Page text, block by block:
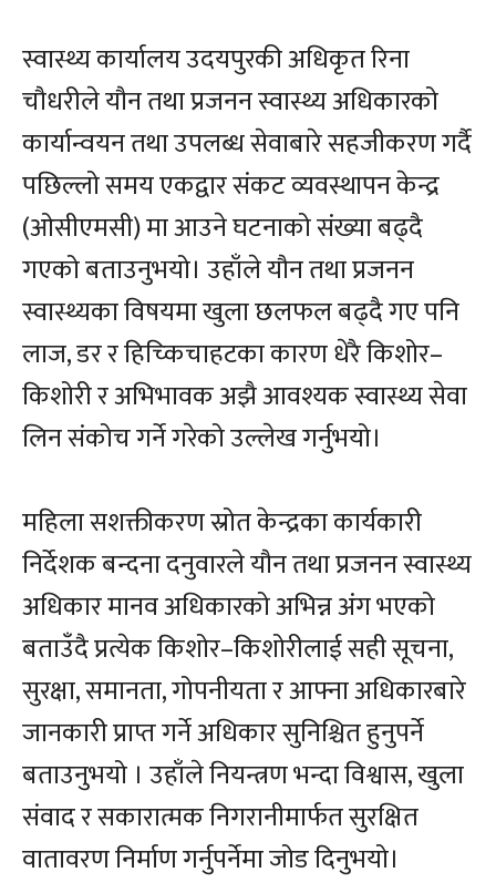
स्वास्थ्य कार्यालय उदयपुरकी अधिकृत रिना
चौधरीले यौन तथा प्रजनन स्वास्थ्य अधिकारको
कार्यान्वयन तथा उपलब्ध सेवाबारे सहजीकरण गर्दै
पछिल्लो समय एकद्वार संकट व्यवस्थापन केन्द्र
(ओसीएमसी) मा आउने घटनाको संख्या बढ्दै
गएको बताउनुभयो। उहाँले यौन तथा प्रजनन
स्वास्थ्यका विषयमा खुला छलफल बढ्दै गए पनि
लाज, डर र हिच्किचाहटका कारण धेरै किशोर–
किशोरी र अभिभावक अझै आवश्यक स्वास्थ्य सेवा
लिन संकोच गर्ने गरेको उल्लेख गर्नुभयो।
महिला सशक्तीकरण स्रोत केन्द्रका कार्यकारी
निर्देशक बन्दना दनुवारले यौन तथा प्रजनन स्वास्थ्य
अधिकार मानव अधिकारको अभिन्न अंग भएको
बताउँदै प्रत्येक किशोर–किशोरीलाई सही सूचना,
सुरक्षा, समानता, गोपनीयता र आफ्ना अधिकारबारे
जानकारी प्राप्त गर्ने अधिकार सुनिश्चित हुनुपर्ने
बताउनुभयो । उहाँले नियन्त्रण भन्दा विश्वास, खुला
संवाद र सकारात्मक निगरानीमार्फत सुरक्षित
वातावरण निर्माण गर्नुपर्नेमा जोड दिनुभयो।